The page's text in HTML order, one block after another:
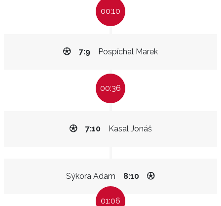
00:10
Pospíchal Marek
7:9
00:36
Kasal Jonáš
7:10
Sýkora Adam 8:10
01:06